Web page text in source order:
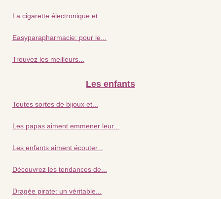
La cigarette électronique et...
Easyparapharmacie: pour le...
Trouvez les meilleurs...
Les enfants
Toutes sortes de bijoux et...
Les papas aiment emmener leur...
Les enfants aiment écouter...
Découvrez les tendances de...
Dragée pirate: un véritable...